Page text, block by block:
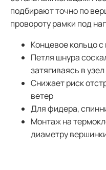
подбирают точно по
провороту рамки под
Концевое кольцо
Петля шнура
затягиваясь в узел
Снижает риск
ветер
Для фидера,
Монтаж на
диаметру